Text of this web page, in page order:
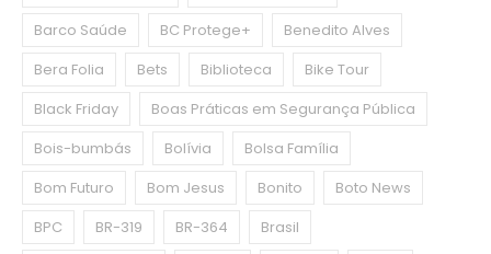
Barco Saúde
BC Protege+
Benedito Alves
Bera Folia
Bets Biblioteca
Bike Tour
Black Friday
Boas Práticas em Segurança Pública
Bois-bumbás
Bolívia
Bolsa Família
Bom Futuro
Bom Jesus Bonito
Boto News
BPC
BR-319 BR-364
Brasil